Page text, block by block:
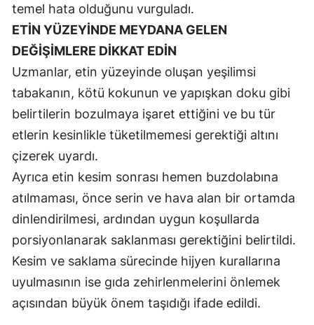
Muş
Nevşehir
Niğde
Rize
Sakarya
Samsun
Sinop
temel hata olduğunu vurguladı.
ETİN YÜZEYİNDE MEYDANA GELEN
DEĞİŞİMLERE DİKKAT EDİN
Uzmanlar, etin yüzeyinde oluşan yeşilimsi
tabakanın, kötü kokunun ve yapışkan doku gibi
belirtilerin bozulmaya işaret ettiğini ve bu tür
etlerin kesinlikle tüketilmemesi gerektiği altını
çizerek uyardı.
Ayrıca etin kesim sonrası hemen buzdolabına
atılmaması, önce serin ve hava alan bir ortamda
dinlendirilmesi, ardından uygun koşullarda
porsiyonlanarak saklanması gerektiğini belirtildi.
Kesim ve saklama sürecinde hijyen kurallarına
uyulmasının ise gıda zehirlenmelerini önlemek
açısından büyük önem taşıdığı ifade edildi.